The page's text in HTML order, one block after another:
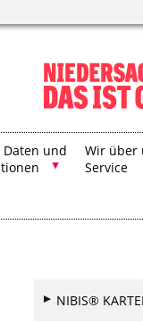
Daten und
Wir über
Service
NIBIS®